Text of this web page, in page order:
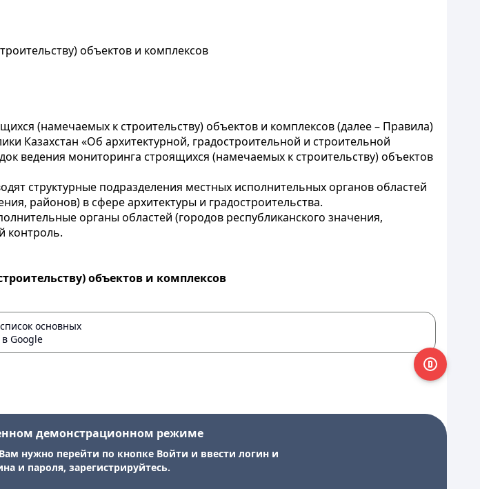
объектов и комплексов
(намечаемых к строительству) объектов и комплексов (далее – Правила)
Казахстан «Об архитектурной, градостроительной и строительной
ведения мониторинга строящихся (намечаемых к строительству) объектов
структурные подразделения местных исполнительных органов областей
районов) в сфере архитектуры и градостроительства.
органы областей (городов республиканского значения,
контроль.
объектов и комплексов
основных
Google
демонстрационном режиме
нужно перейти по кнопке Войти и ввести логин и
и пароля, зарегистрируйтесь.